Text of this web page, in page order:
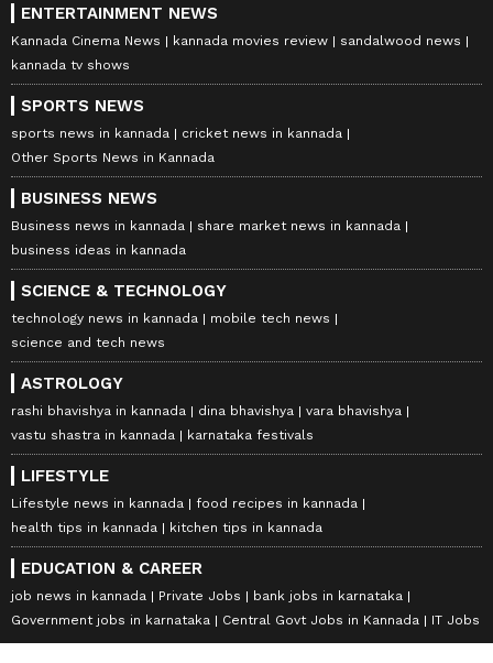
ENTERTAINMENT NEWS
Kannada Cinema News kannada movies review
sandalwood news
kannada tv shows
SPORTS NEWS
sports news in kannada
cricket news in kannada
Other Sports News in Kannada
BUSINESS NEWS
Business news in kannada
share market news in kannada
business ideas in kannada
SCIENCE & TECHNOLOGY
technology news in kannada
mobile tech news
science and tech news
ASTROLOGY
rashi bhavishya in kannada dina bhavishya
vara bhavishya
vastu shastra in kannada
karnataka festivals
LIFESTYLE
Lifestyle news in kannada
food recipes in kannada
health tips in kannada
kitchen tips in kannada
EDUCATION & CAREER
job news in kannada Private Jobs
bank jobs in karnataka
Government jobs in karnataka
Central Govt Jobs in Kannada IT Jobs